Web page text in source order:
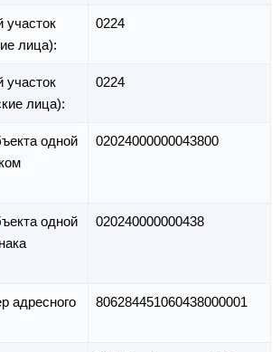
участок
лица):
0224
участок
лица):
0224
одной
02024000000043800
одной
020240000000438
адресного
806284451060438000001